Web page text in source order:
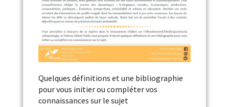
Quelques définitions et une bibliographie
pour vous initier ou compléter vos
connaissances sur le sujet